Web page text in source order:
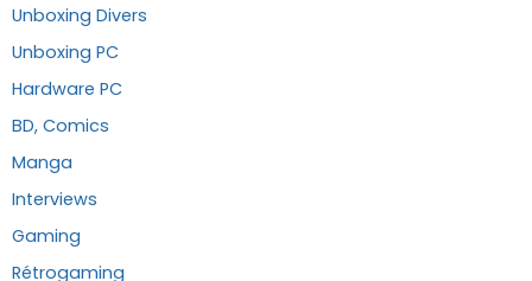
Unboxing Divers
Unboxing PC
Hardware PC
BD, Comics
Manga
Interviews
Gaming
Rétrogaming